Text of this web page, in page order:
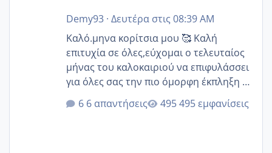
Demy93· Δευτέρα στις 08:39 AM
Καλό.μηνα κορίτσια μου 🥰 Καλή
επιτυχία σε όλες,εύχομαι ο τελευταίος
μήνας του καλοκαιριού να επιφυλάσσει
για όλες σας την πιο όμορφη έκπληξη 🧿
@Elk @Melikara86 @Παρασκευαιδου
@Zenia z @melitiniღ @Christi.D.
6 απαντήσεις 495 εμφανίσεις